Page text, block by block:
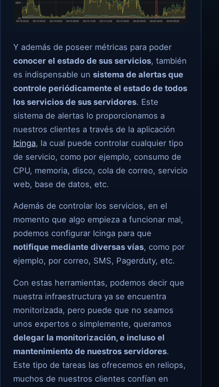
Y además de poseer métricas para poder
conocer el estado de sus servicios, también
es indispensable un sistema de alertas que
controle periódicamente el estado de todos
los servicios de sus servidores. Este
sistema de alertas lo proporcionamos a
nuestros clientes a través de la aplicación
Icinga, la cual puede controlar cualquier tipo
de servicio, como por ejemplo, consumo de
CPU, memoria, disco, cola de correo, servicio
web, base de datos, etc.
Además de controlar los servicios, en el
momento que algo empieza a funcionar mal,
podemos configurar Icinga para que
notifique mediante diversas vías, como por
ejemplo, por correo, SMS, Pagerduty, etc.
Con estas herramientas, podemos decir que
nuestra infraestructura ya se encuentra
monitorizada, pero puede que no seamos
unos expertos o simplemente, queramos
delegar la monitorización, e incluso el
mantenimiento de nuestros servidores.
Este tipo de tareas las ofrecemos en reliops,
muchos de nuestros clientes confían en